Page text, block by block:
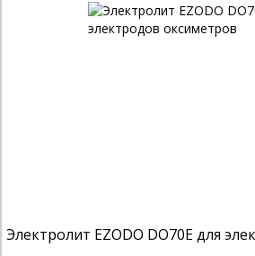
Электролит EZODO DO70E для